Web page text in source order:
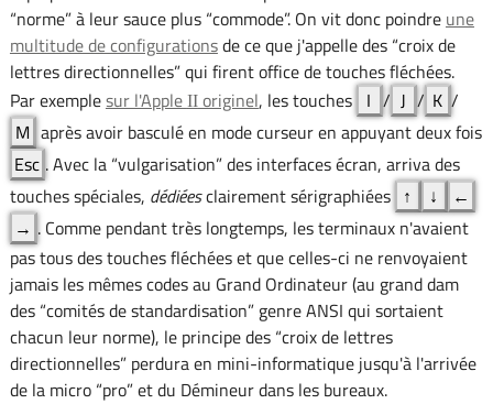
“norme” à leur sauce plus “commode”. On vit donc poindre une
multitude de configurationsde ce que j'appelle des “croix de
lettres directionnelles” qui firent office de touches fléchées.
Par exemplesur l'Apple IIoriginel, les touches I / J / K /
M après avoir basculé en mode curseur en appuyant deux fois
Esc . Avec la “vulgarisation” des interfaces écran, arriva des
touches spéciales, dédiéesclairement sérigraphiées ↑ ↓
←
→ . Comme pendant très longtemps, les terminaux n'avaient
pas tous des touches fléchées et que celles-ci ne renvoyaient
jamais les mêmes codes au Grand Ordinateur (au grand dam
des “comités de standardisation” genre ANSI qui sortaient
chacun leur norme), le principe des “croix de lettres
directionnelles” perdura en mini-informatique jusqu'à l'arrivée
de la micro “pro” et du Démineur dans les bureaux.